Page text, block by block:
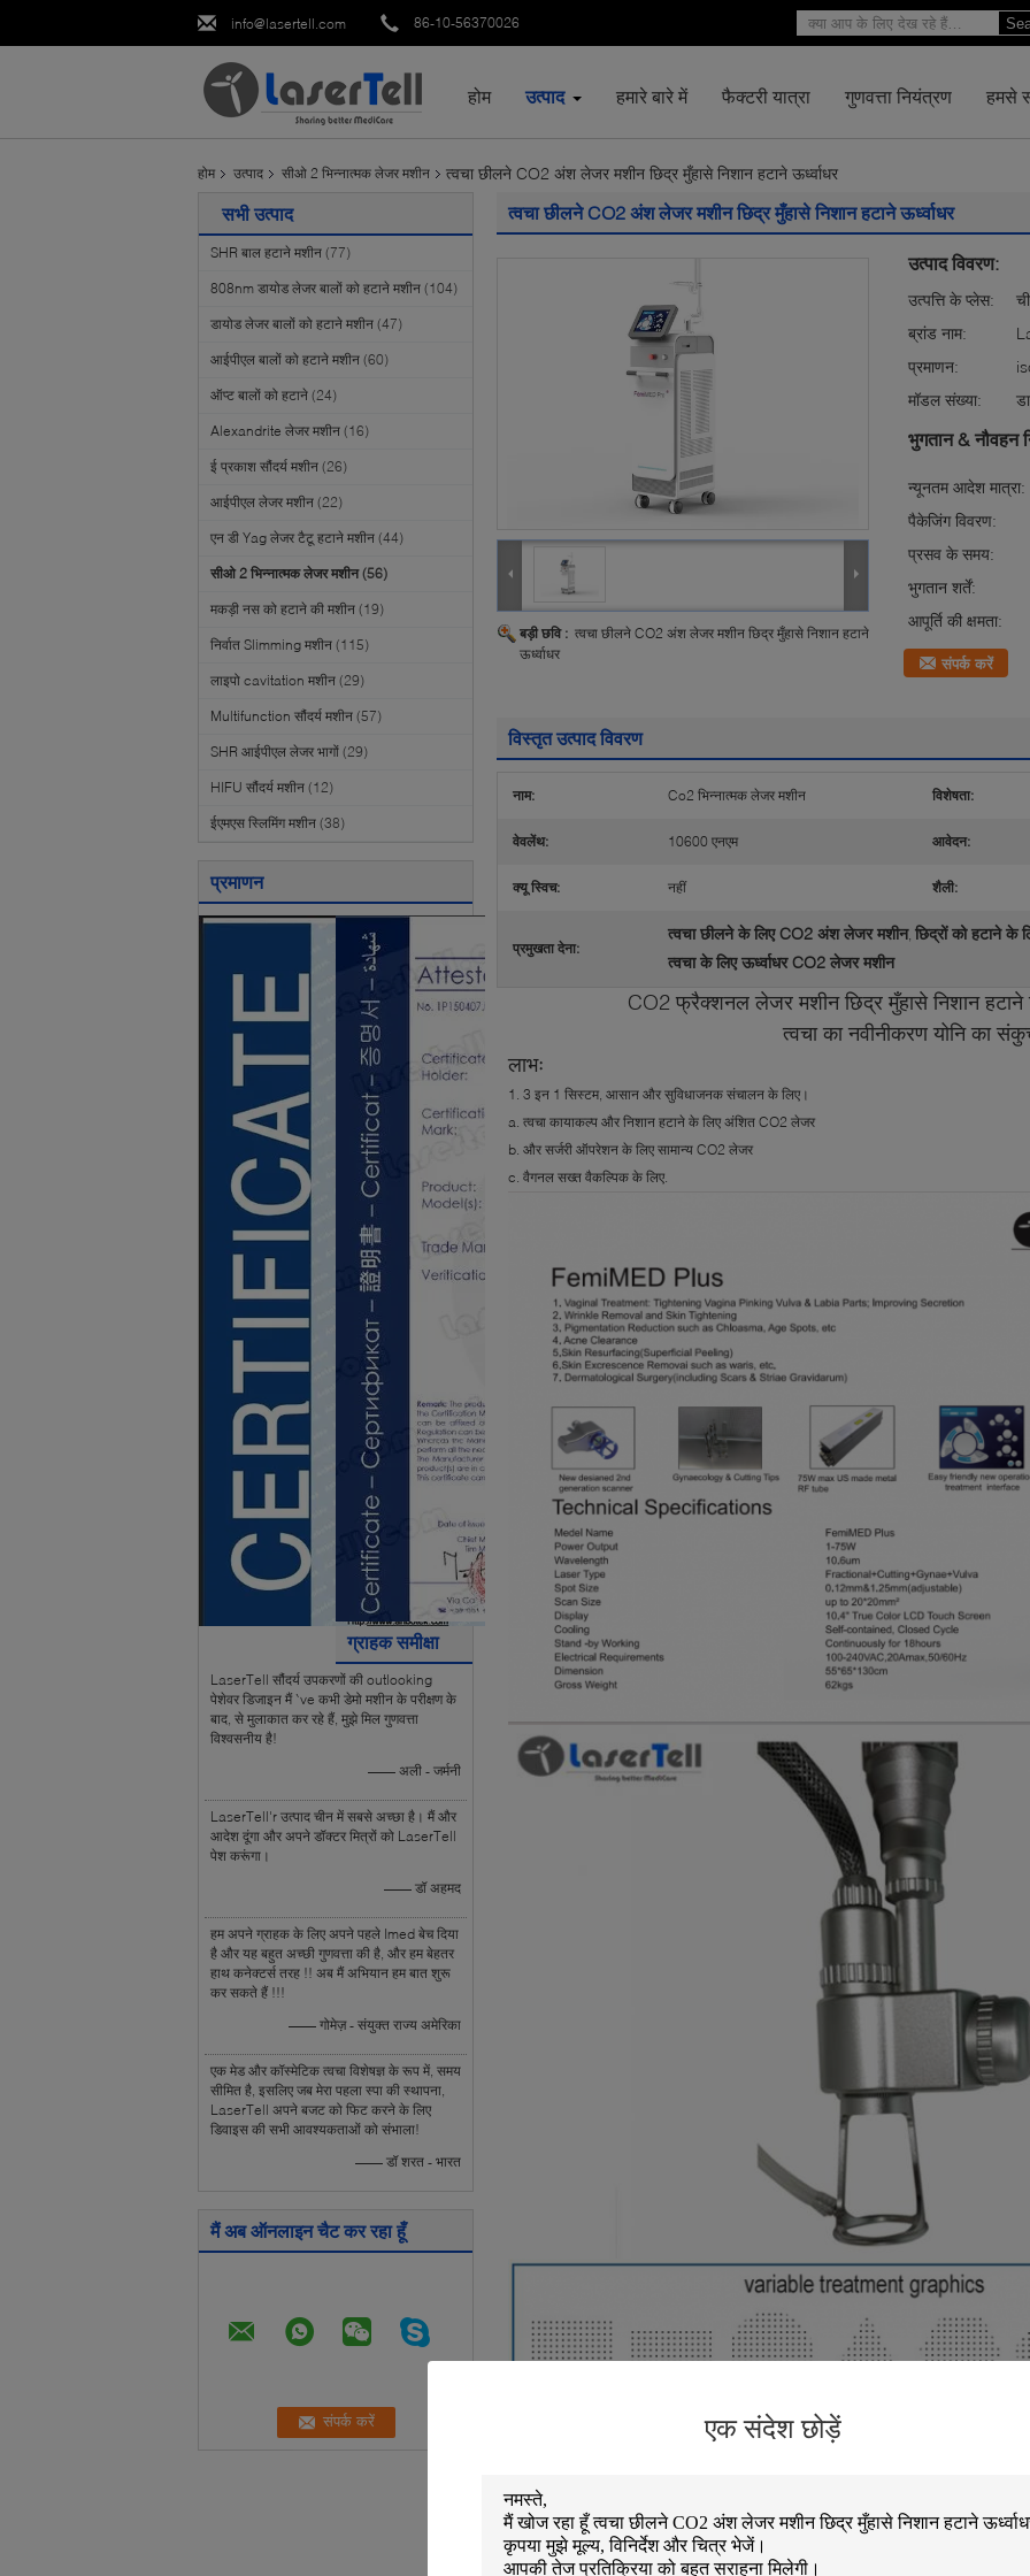
एक संदेश छोड़ें
info@lasertell.com 86-10-56370026
होम उत्पाद हमारे बारे में फैक्टरी यात्रा गुणवत्ता नियंत्रण हमसे
होम उत्पाद सीओ 2 भिन्नात्मक लेजर मशीन त्वचा छीलने CO2 अंश लेजर मशीन छिद्र मुँहासे निशान हटाने ऊर्ध्वाधर
सभी उत्पाद
SHR बाल हटाने मशीन (77)
808nm डायोड लेजर बालों को हटाने मशीन (104)
डायोड लेजर बालों को हटाने मशीन (47)
आईपीएल बालों को हटाने मशीन (60)
ऑप्ट बालों को हटाने (24)
Alexandrite लेजर मशीन (16)
ई प्रकाश सौंदर्य मशीन (26)
आईपीएल लेजर मशीन (22)
एन डी Yag लेजर टैटू हटाने मशीन (44)
सीओ 2 भिन्नात्मक लेजर मशीन (56)
मकड़ी नस को हटाने की मशीन (19)
निर्वात Slimming मशीन (115)
लाइपो cavitation मशीन (29)
Multifunction सौंदर्य मशीन (57)
SHR आईपीएल लेजर भागों (29)
HIFU सौंदर्य मशीन (12)
ईएमएस स्लिमिंग मशीन (38)
प्रमाणन
ग्राहक समीक्षा
LaserTell सौंदर्य उपकरणों की outlooking
पेशेवर डिजाइन मैं `ve कभी डेमो मशीन के परीक्षण के
बाद, से मुलाकात कर रहे हैं, मुझे मिल गुणवत्ता
विश्वसनीय है!
—— अली - जर्मनी
LaserTell'r उत्पाद चीन में सबसे अच्छा है। मैं और
आदेश दूंगा और अपने डॉक्टर मित्रों को LaserTell
पेश करूंगा।
—— डॉ अहमद
हम अपने ग्राहक के लिए अपने पहले Imed बेच दिया
है और यह बहुत अच्छी गुणवत्ता की है, और हम बेहतर
हाथ कनेक्टर्स तरह !! अब मैं अभियान हम बात शुरू
कर सकते हैं !!!
—— गोमेज़ - संयुक्त राज्य अमेरिका
एक मेड और कॉस्मेटिक त्वचा विशेषज्ञ के रूप में, समय
सीमित है, इसलिए जब मेरा पहला स्पा की स्थापना,
LaserTell अपने बजट को फिट करने के लिए
डिवाइस की सभी आवश्यकताओं को संभाला!
—— डॉ शरत - भारत
मैं अब ऑनलाइन चैट कर रहा हूँ
त्वचा छीलने CO2 अंश लेजर मशीन छिद्र मुँहासे निशान हटाने ऊर्ध्वाधर
बड़ी छवि : त्वचा छीलने CO2 अंश लेजर मशीन छिद्र मुँहासे निशान हटाने
ऊर्ध्वाधर
उत्पाद विवरण:
उत्पत्ति के प्लेस:
ब्रांड नाम:
प्रमाणन:
मॉडल संख्या:
भुगतान & नौवहन
न्यूनतम आदेश मात्रा:
पैकेजिंग विवरण:
प्रसव के समय:
भुगतान शर्तें:
आपूर्ति की क्षमता:
संपर्क करें
विस्तृत उत्पाद विवरण
नाम: Co2 भिन्नात्मक लेजर मशीन विशेषता:
वेवलेंथ: 10600 एनएम आवेदन:
क्यू स्विच: नहीं शैली:
प्रमुखता देना:
त्वचा छीलने के लिए CO2 अंश लेजर मशीन, छिद्रों को हटाने
त्वचा के लिए ऊर्ध्वाधर CO2 लेजर मशीन
CO2 फ्रैक्शनल लेजर मशीन छिद्र मुँहासे निशान हटाने
त्वचा का नवीनीकरण योनि का
लाभः
1. 3 इन 1 सिस्टम, आसान और सुविधाजनक संचालन के लिए।
a. त्वचा कायाकल्प और निशान हटाने के लिए अंशित CO2 लेजर
b. और सर्जरी ऑपरेशन के लिए सामान्य CO2 लेजर
c. वैगनल सख्त वैकल्पिक के लिए.
आरएफ को2 अंश लेजर का सिद्धांत
CO2 अंश लेजर 10600nm की तरंग दैर्ध्य के साथ सबसे उन्नत अवधारणात्मक अंश CO2 त्वचा छीलने
साथ उम्र बढ़ने वाली त्वचा की स्थिति में सुधार के दीर्घकालिक प्रभाव को प्राप्त कर सकती है।यह मौजूदा
निशानों पर बहुत सुरक्षित रूप से लागू किया जा सकता है (CO2 या Erइसके अतिरिक्त, इसके लिए लंबे समय
विभिन्न प्रकार के विकृत निशानों और त्वचा के ऊतकों को बहुत प्रभावी ढंग से फिर से बना सकता है।